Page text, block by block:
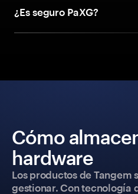
¿Es seguro PaXG?
Cómo
hardware
Los productos de
gestionar. Con tecnología